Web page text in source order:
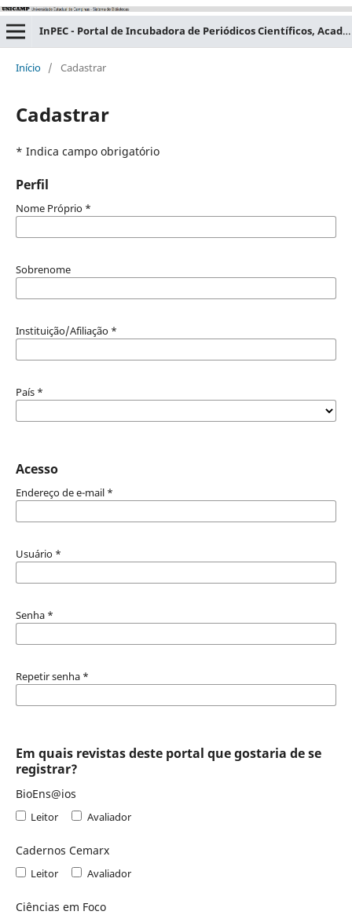
InPEC - Portal de Incubadora de Periódicos Científicos, Acadêmicos e Educacionais
Início / Cadastrar
Cadastrar
* Indica campo obrigatório
Perfil
Nome Próprio *
Sobrenome
Instituição/Afiliação *
País *
Acesso
Endereço de e-mail *
Usuário *
Senha *
Repetir senha *
Em quais revistas deste portal que gostaria de se
registrar?
BioEns@ios
Leitor Avaliador
Cadernos Cemarx
Leitor Avaliador
Ciências em Foco